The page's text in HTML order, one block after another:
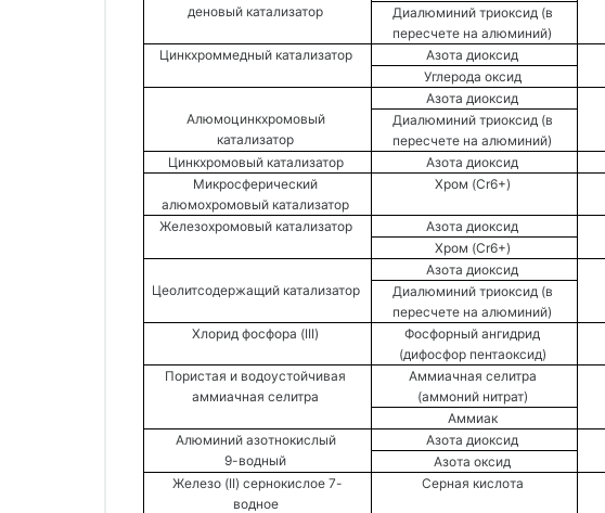
деновый катализатор
Диалюминий триоксид (в
пересчете на алюминий)
Цинкхроммедный катализатор Азота диоксид
Углерода оксид
Азота диоксид
Алюмоцинкхромовый
катализатор
Диалюминий триоксид (в
пересчете на алюминий)
Цинкхромовый катализатор Азота диоксид
Микросферический
алюмохромовый катализатор
Хром (Cr6+)
Железохромовый катализатор Азота диоксид
Хром (Cr6+)
Азота диоксид
Диалюминий триоксид (в
пересчете на алюминий)
Хлорид фосфора (III)
Фосфорный ангидрид
(дифосфор пентаоксид)
Пористая и водоустойчивая
аммиачная селитра
Аммиачная селитра
(аммоний нитрат)
Аммиак
Алюминий азотнокислый
Азота диоксид
9-водный
Азота оксид
Железо (II) сернокислое 7-
водное
Серная кислота